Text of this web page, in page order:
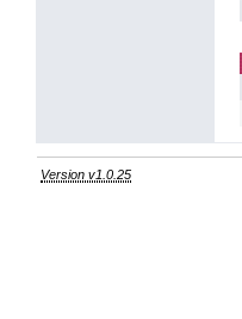
Version v1.0.25